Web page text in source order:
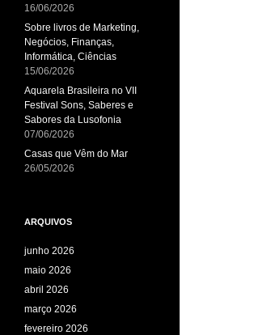
16/06/2026
Sobre livros de Marketing,
Negócios, Finanças,
Informática, Ciências
15/06/2026
Aquarela Brasileira no VII
Festival Sons, Saberes e
Sabores da Lusofonia
07/06/2026
Casas que Vêm do Mar
26/05/2026
ARQUIVOS
junho 2026
maio 2026
abril 2026
março 2026
fevereiro 2026